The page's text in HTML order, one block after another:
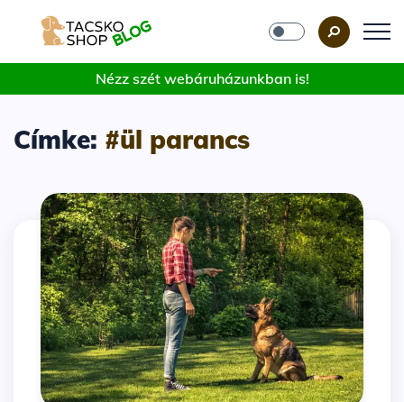
Nézz szét webáruházunkban is!
Címke: #ül parancs